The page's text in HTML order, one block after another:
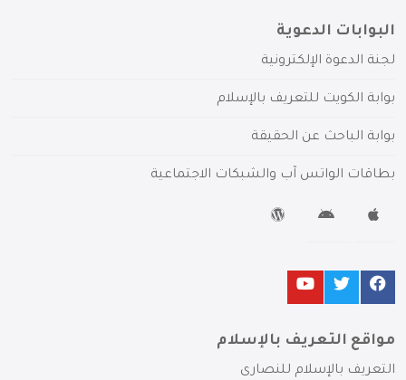
البوابات الدعوية
لجنة الدعوة الإلكترونية
بوابة الكويت للتعريف بالإسلام
بوابة الباحث عن الحقيقة
بطاقات الواتس آب والشبكات الاجتماعية
مواقع التعريف بالإسلام
التعريف بالإسلام للنصارى